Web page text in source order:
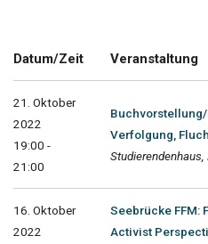
Datum/Zeit Veranstaltung
21. Oktober
2022
19:00 -
21:00
Verfolgung,
16. Oktober
2022
Seebrücke FFM:
Activist